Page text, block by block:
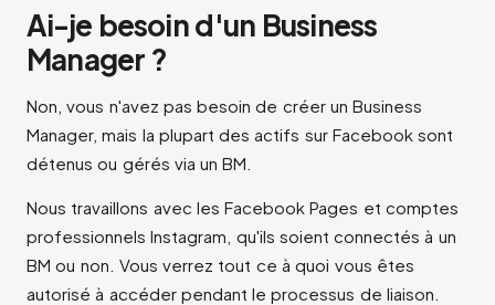
Ai-je besoin d'un Business
Manager ?
Non, vous n'avez pas besoin de créer un Business
Manager, mais la plupart des actifs sur Facebook sont
détenus ou gérés via un BM.
Nous travaillons avec les Facebook Pages et comptes
professionnels Instagram, qu'ils soient connectés à un
BM ou non. Vous verrez tout ce à quoi vous êtes
autorisé à accéder pendant le processus de liaison.